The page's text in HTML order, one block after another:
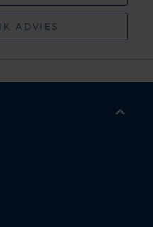
ADVIES